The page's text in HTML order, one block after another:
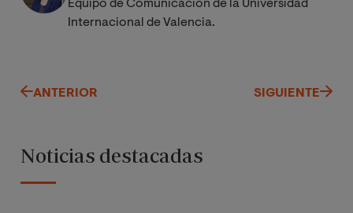
Equipo de Comunicación de la Universidad
Internacional de Valencia.
ANTERIOR SIGUIENTE
Noticias destacadas